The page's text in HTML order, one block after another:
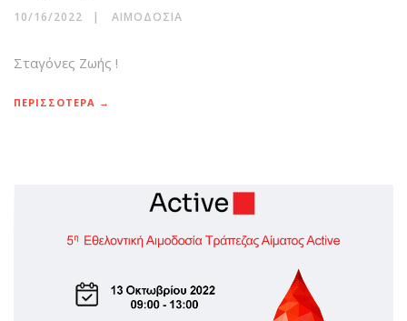
10/16/2022 ΑΙΜΟΔΟΣΊΑ
Σταγόνες Ζωής !
ΠΕΡΙΣΣΟΤΕΡΑ →